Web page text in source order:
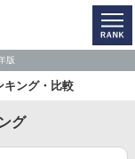
版
キング・比較
グ